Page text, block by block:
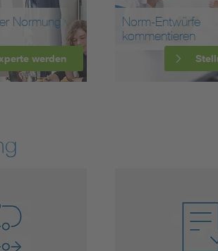
Normung
werden
Norm-Entwürfe
kommentieren